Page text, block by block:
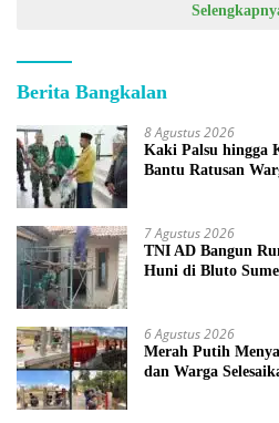
Berita Bangkalan
8 Agustus 2026
Kaki Palsu hingga
Bantu Ratusan
7 Agustus 2026
TNI AD Bangun
Huni di Bluto
6 Agustus 2026
Merah Putih
dan Warga